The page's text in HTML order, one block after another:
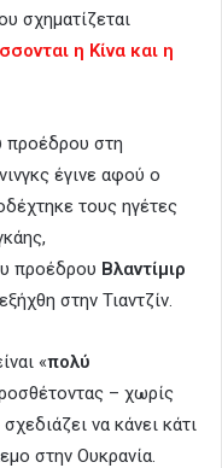
σχηματίζεται
η Κίνα και η
προέδρου στη
έγινε αφού ο
τους ηγέτες
προέδρου Βλαντίμιρ
στην Τιαντζίν.
«πολύ
– χωρίς
να κάνει κάτι
στην Ουκρανία.